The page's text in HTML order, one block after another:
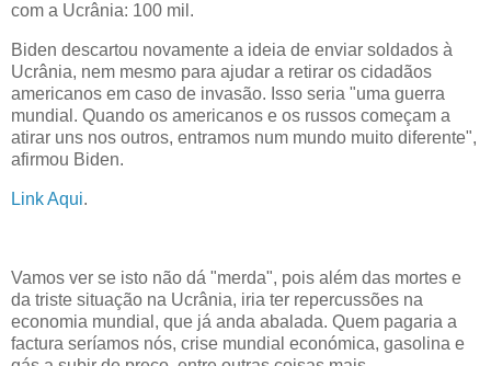
com a Ucrânia: 100 mil.
Biden descartou novamente a ideia de enviar soldados à
Ucrânia, nem mesmo para ajudar a retirar os cidadãos
americanos em caso de invasão. Isso seria "uma guerra
mundial. Quando os americanos e os russos começam a
atirar uns nos outros, entramos num mundo muito diferente",
afirmou Biden.
Link Aqui.
Vamos ver se isto não dá "merda", pois além das mortes e
da triste situação na Ucrânia, iria ter repercussões na
economia mundial, que já anda abalada. Quem pagaria a
factura seríamos nós, crise mundial económica, gasolina e